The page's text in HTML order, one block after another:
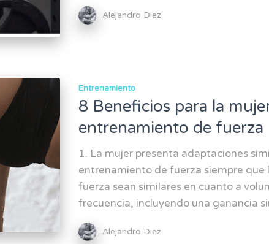
Alejandro Diez
Entrenamiento
8 Beneficios para la
entrenamiento de fuerza
1. La mujer presenta adaptaciones
entrenamiento de fuerza siempre que
fuerza sean similares en cuanto a
frecuencia, incluyendo una ganancia
Alejandro Diez